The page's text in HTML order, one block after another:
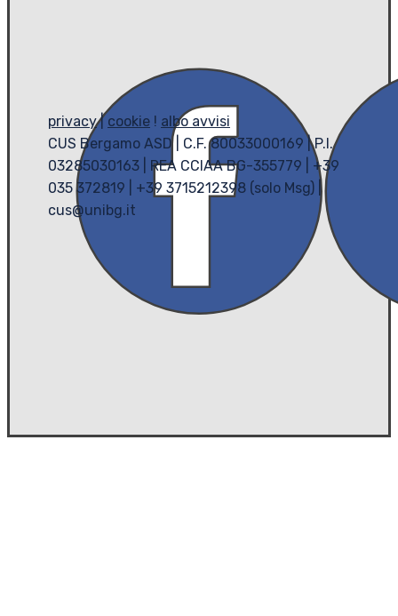
privacy|cookie ! albo avvisi
CUS Bergamo ASD | C.F. 80033000169 | P.I.
03285030163 | REA CCIAA BG-355779 | +39
035 372819 | +39 3715212398 (solo Msg) |
cus@unibg.it